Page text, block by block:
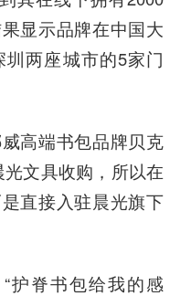
显示品牌在中国大
两座城市的5家门
高端书包品牌贝克
光文具收购，所以在
直接入驻晨光旗下
护脊书包给我的感